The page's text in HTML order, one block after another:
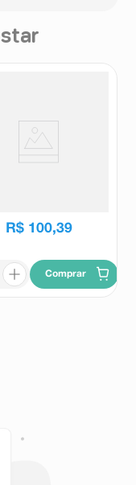
R$ 100,39
Comprar